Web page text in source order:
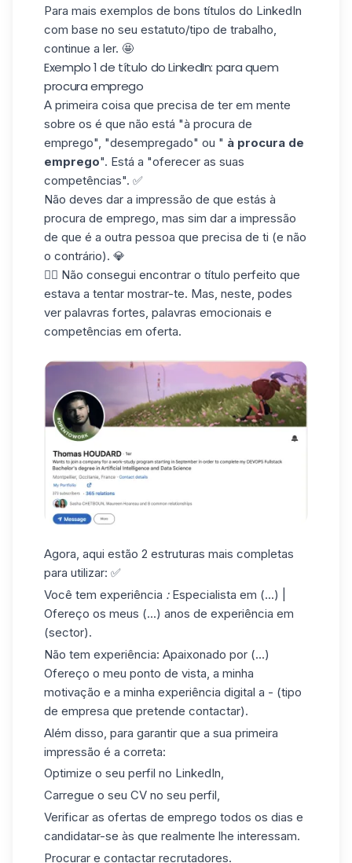
Para mais exemplos de bons títulos do LinkedIn
com base no seu estatuto/tipo de trabalho,
continue a ler. 🤩
Exemplo 1 de título do LinkedIn: para quem
procura emprego
A primeira coisa que precisa de ter em mente
sobre os é que não está "à procura de
emprego", "desempregado" ou " à procura de
emprego". Está a "oferecer as suas
competências". ✅
Não deves dar a impressão de que estás à
procura de emprego, mas sim dar a impressão
de que é a outra pessoa que precisa de ti (e não
o contrário). 💎
👇🏼 Não consegui encontrar o título perfeito que
estava a tentar mostrar-te. Mas, neste, podes
ver palavras fortes, palavras emocionais e
competências em oferta.
Agora, aqui estão 2 estruturas mais completas
para utilizar: ✅
Você tem experiência :Especialista em (...) |
Ofereço os meus (...) anos de experiência em
(sector).
Não tem experiência: Apaixonado por (...)
Ofereço o meu ponto de vista, a minha
motivação e a minha experiência digital a - (tipo
de empresa que pretende contactar).
Além disso, para garantir que a sua primeira
impressão é a correta:
Optimize o seu perfil no LinkedIn,
Carregue o seu CV no seu perfil,
Verificar as ofertas de emprego todos os dias e
candidatar-se às que realmente lhe interessam.
Procurar e contactar recrutadores.